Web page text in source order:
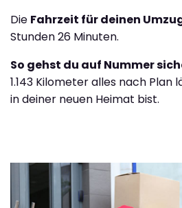
Die Fahrzeit für deinen
Stunden 26 Minuten.
So gehst du auf Nummer
1.143 Kilometer alles nach Plan
in deiner neuen Heimat bist.